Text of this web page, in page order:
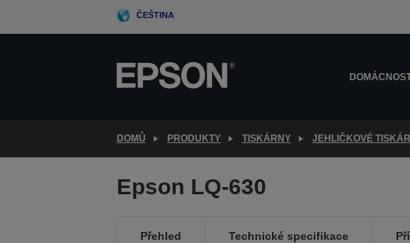
ČEŠTINA
DOMŮ PRODUKTY TISKÁRNY JEHLIČKOVÉ
Epson LQ-630
Přehled Technické specifikace